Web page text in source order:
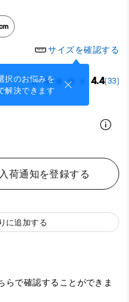
サイズを確認する
択のお悩みを
解決できます
4.4(33)
荷通知を登録する
に追加する
らで確認することができま